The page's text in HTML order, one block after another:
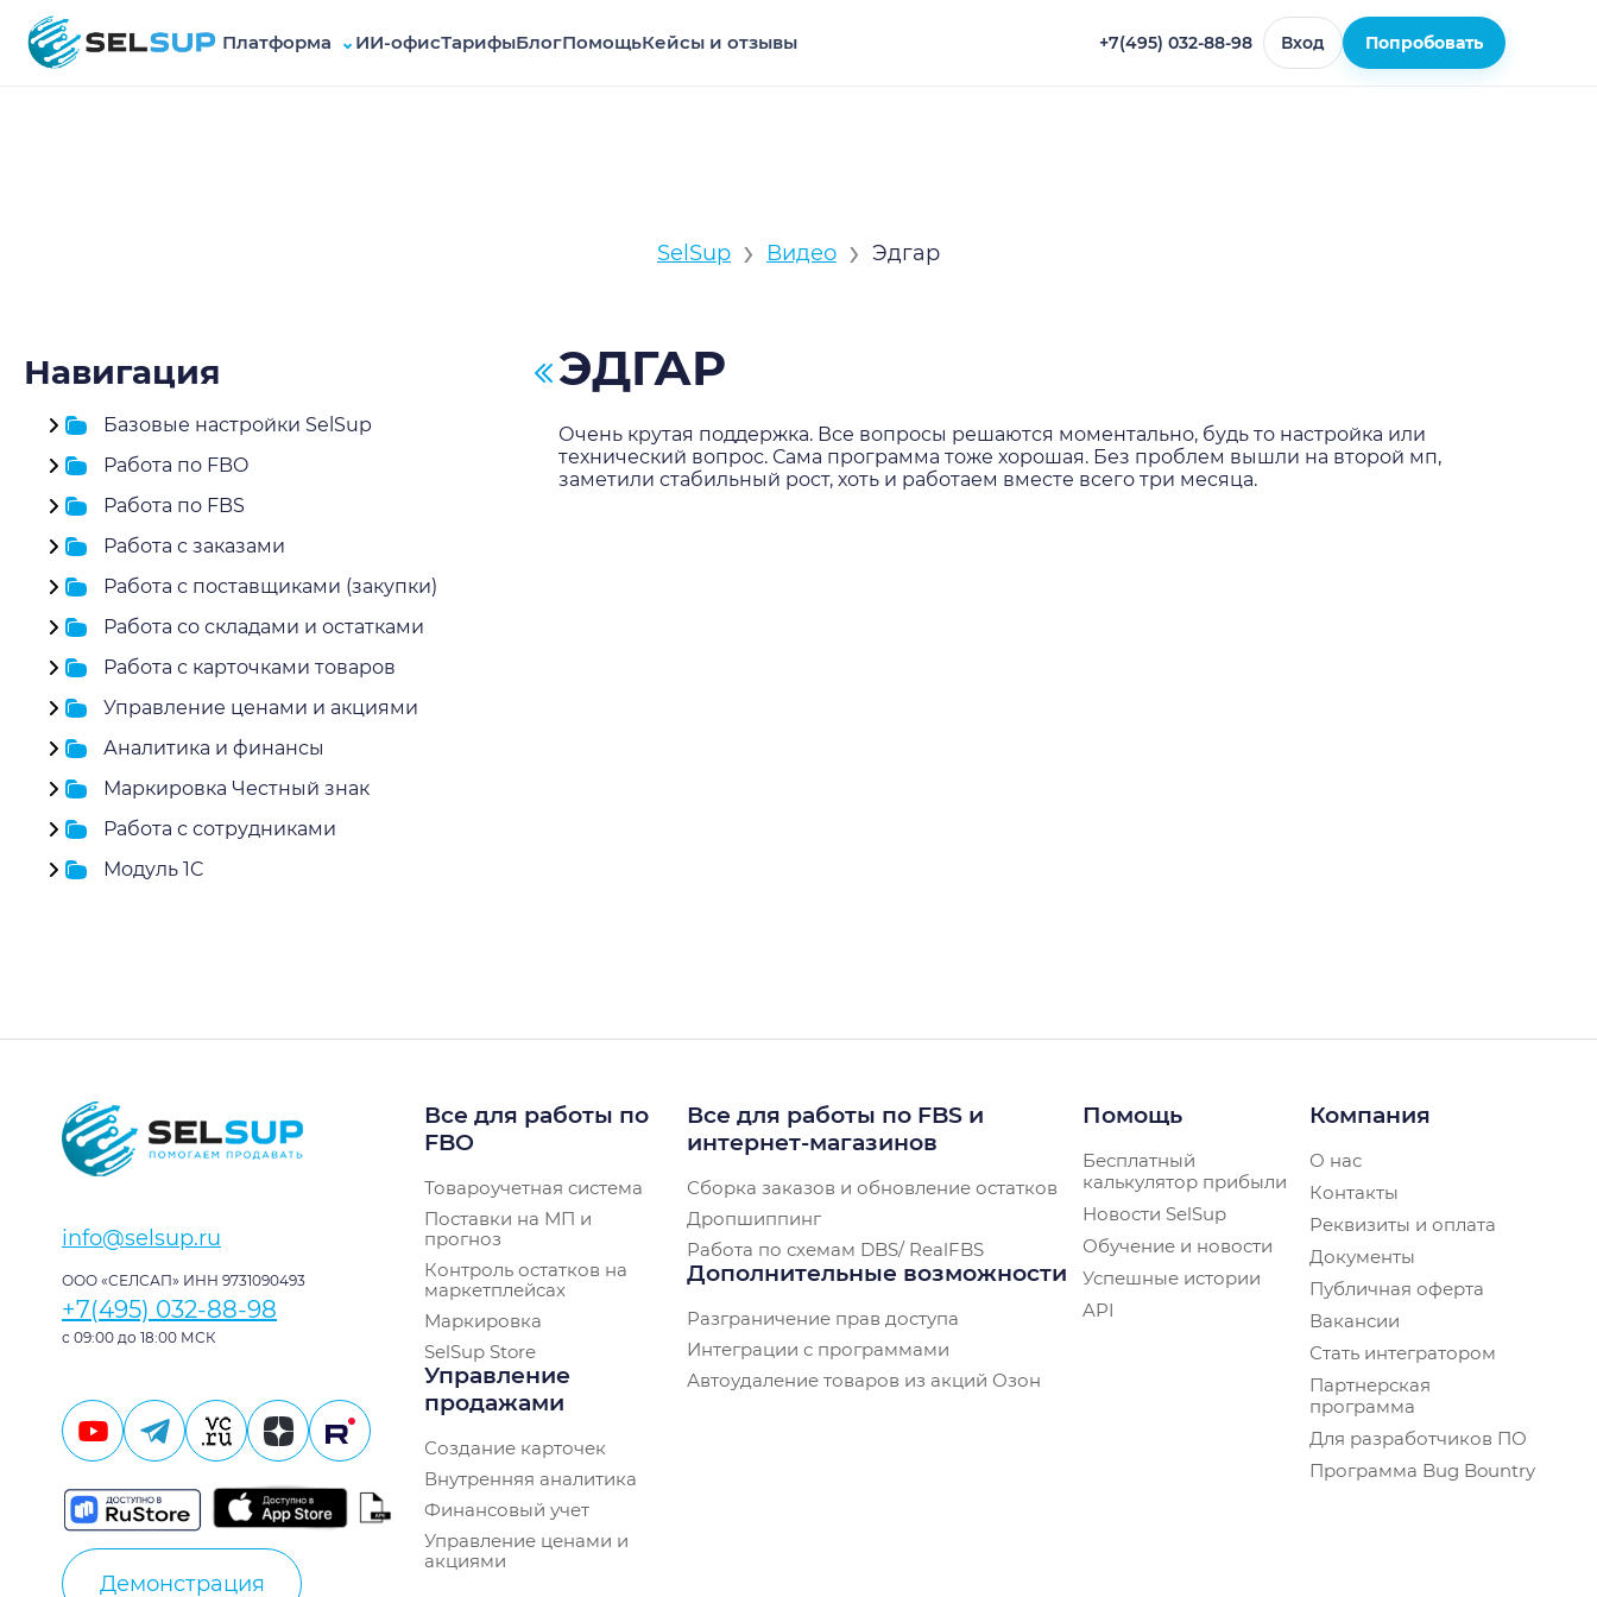
SelSup Платформа ⌄ ИИ-офисТарифыБлогПомощьКейсы и отзывы +7(495) 032-88-98 Вход Попробовать
SelSup › Видео › Эдгар
Навигация
Базовые настройки SelSup
Работа по FBO
Работа по FBS
Работа с заказами
Работа с поставщиками (закупки)
Работа со складами и остатками
Работа с карточками товаров
Управление ценами и акциями
Аналитика и финансы
Маркировка Честный знак
Работа с сотрудниками
Модуль 1C
ЭДГАР
Очень крутая поддержка. Все вопросы решаются моментально, будь то настройка или
технический вопрос. Сама программа тоже хорошая. Без проблем вышли на второй мп,
заметили стабильный рост, хоть и работаем вместе всего три месяца.
info@selsup.ru
ООО «СЕЛСАП» ИНН 9731090493
+7(495) 032-88-98
с 09:00 до 18:00 МСК
Демонстрация
Все для работы по
FBO
Товароучетная система
Поставки на МП и
прогноз
Контроль остатков на
маркетплейсах
Маркировка
SelSup Store
Управление
продажами
Создание карточек
Внутренняя аналитика
Финансовый учет
Управление ценами и
акциями
Все для работы по FBS и
интернет-магазинов
Сборка заказов и обновление остатков
Дропшиппинг
Работа по схемам DBS/ RealFBS
Дополнительные возможности
Разграничение прав доступа
Интеграции с программами
Автоудаление товаров из акций Озон
Помощь
Бесплатный
калькулятор прибыли
Новости SelSup
Обучение и новости
Успешные истории
API
Компания
О нас
Контакты
Реквизиты и оплата
Документы
Публичная оферта
Вакансии
Стать интегратором
Партнерская
программа
Для разработчиков ПО
Программа Bug Bountry